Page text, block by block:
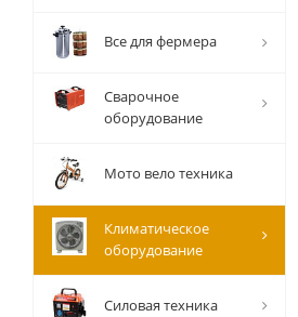
Все для фермера
Сварочное
оборудование
Мото вело техника
Климатическое
оборудование
Силовая техника